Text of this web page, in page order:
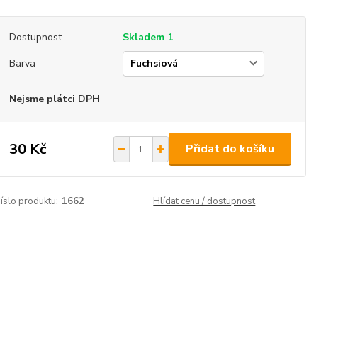
Dostupnost
Skladem 1
Barva
Nejsme plátci DPH
30 Kč Přidat do košíku
produktu: 1662 Hlídat cenu / dostupnost